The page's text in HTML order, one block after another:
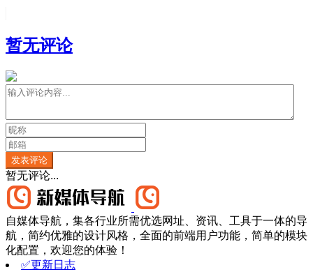
暂无评论
发表评论
暂无评论...
自媒体导航，集各行业所需优选网址、资讯、工具于一体的导
航，简约优雅的设计风格，全面的前端用户功能，简单的模块
化配置，欢迎您的体验！
✅更新日志